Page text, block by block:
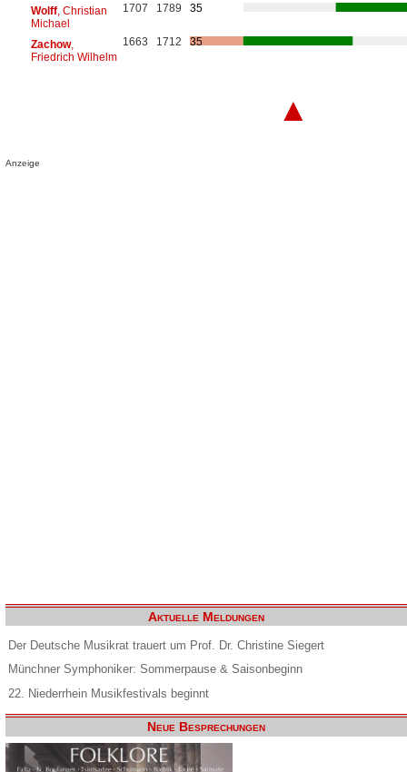
Wolff, Christian
Michael
1707 1789 35
Zachow,
Friedrich Wilhelm
1663 1712 35
▲
Anzeige
Aktuelle Meldungen
Der Deutsche Musikrat trauert um Prof. Dr. Christine Siegert
Münchner Symphoniker: Sommerpause & Saisonbeginn
22. Niederrhein Musikfestivals beginnt
Neue Besprechungen